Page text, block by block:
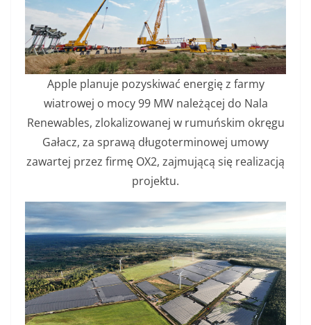
Apple planuje pozyskiwać energię z farmy
wiatrowej o mocy 99 MW należącej do Nala
Renewables, zlokalizowanej w rumuńskim okręgu
Gałacz, za sprawą długoterminowej umowy
zawartej przez firmę OX2, zajmującą się realizacją
projektu.